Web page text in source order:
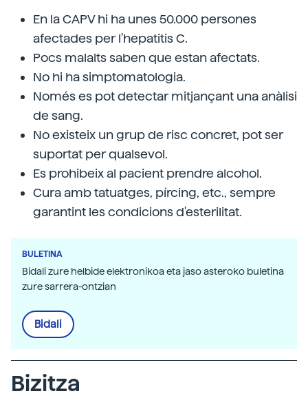
En la CAPV hi ha unes 50.000 persones
afectades per l'hepatitis C.
Pocs malalts saben que estan afectats.
No hi ha simptomatologia.
Només es pot detectar mitjançant una anàlisi
de sang.
No existeix un grup de risc concret, pot ser
suportat per qualsevol.
Es prohibeix al pacient prendre alcohol.
Cura amb tatuatges, pírcing, etc., sempre
garantint les condicions d'esterilitat.
BULETINA
Bidali zure helbide elektronikoa eta jaso asteroko buletina
zure sarrera-ontzian
Bidali
Bizitza